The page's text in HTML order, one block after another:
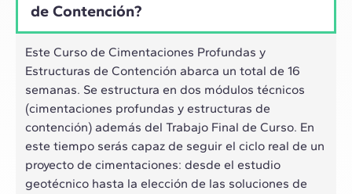
de Contención?
Este Curso de Cimentaciones Profundas y
Estructuras de Contención abarca un total de 16
semanas. Se estructura en dos módulos técnicos
(cimentaciones profundas y estructuras de
contención) además del Trabajo Final de Curso. En
este tiempo serás capaz de seguir el ciclo real de un
proyecto de cimentaciones: desde el estudio
geotécnico hasta la elección de las soluciones de